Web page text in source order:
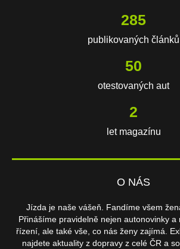
588
publikovaných článků
103
otestovaných aut
3
let magazínu
O NÁS
Jízda je naše vášeň. Fandíme všem
Přinášíme pravidelně nejen autonovinky a
řízení, ale také vše, co nás ženy zajímá.
najdete aktuality z dopravy z celé ČR a